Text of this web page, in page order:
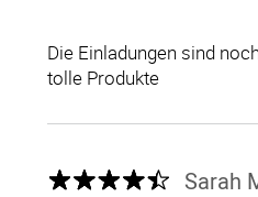
Die Einladungen sind
tolle Produkte
Sarah